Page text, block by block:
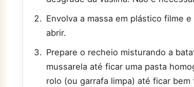
Envolva a massa em plástico filme
abrir.
Prepare o recheio misturando a
mussarela até ficar uma pasta
rolo (ou garrafa limpa) até ficar bem